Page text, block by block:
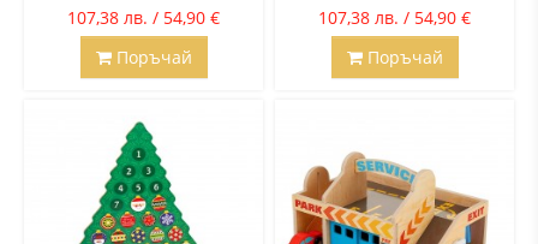
107,38 лв. / 54,90 €
Поръчай
107,38 лв. / 54,90 €
Поръчай